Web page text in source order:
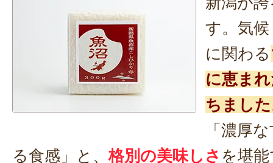
す。気
に関わる
に恵ま
ちまし
「濃厚
る食感」と、格別の美味しさ を堪